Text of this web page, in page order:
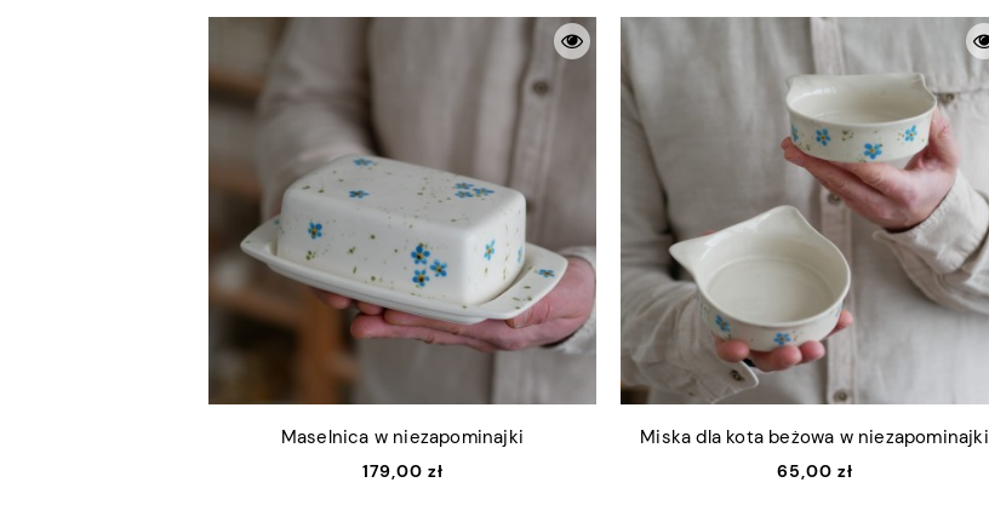
Maselnica w niezapominajki
179,00 zł
Miska dla kota beżowa w niezapominajki
65,00 zł